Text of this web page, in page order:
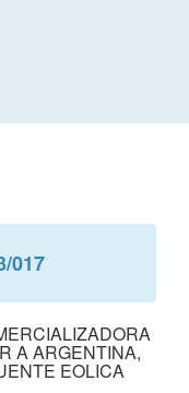
017
A ARGENTINA,
EOLICA